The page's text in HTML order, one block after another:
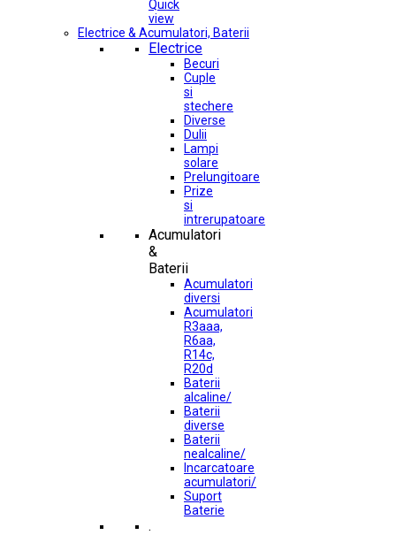
Quick
view
Electrice & Acumulatori, Baterii
Electrice
Becuri
Cuple
si
stechere
Diverse
Dulii
Lampi
solare
Prelungitoare
Prize
si
intrerupatoare
Acumulatori
&
Baterii
Acumulatori
diversi
Acumulatori
R3aaa,
R6aa,
R14c,
R20d
Baterii
alcaline/
Baterii
diverse
Baterii
nealcaline/
Incarcatoare
acumulatori/
Suport
Baterie
.